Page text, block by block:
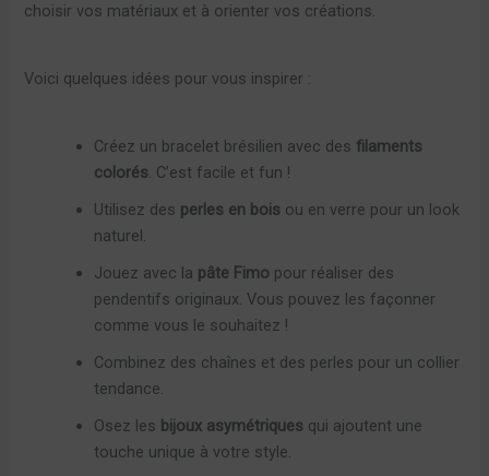
choisir vos matériaux et à orienter vos créations.
Voici quelques idées pour vous inspirer :
Créez un bracelet brésilien avec des filaments
colorés. C’est facile et fun !
Utilisez des perles en bois ou en verre pour un look
naturel.
Jouez avec la pâte Fimo pour réaliser des
pendentifs originaux. Vous pouvez les façonner
comme vous le souhaitez !
Combinez des chaînes et des perles pour un collier
tendance.
Osez les bijoux asymétriques qui ajoutent une
touche unique à votre style.